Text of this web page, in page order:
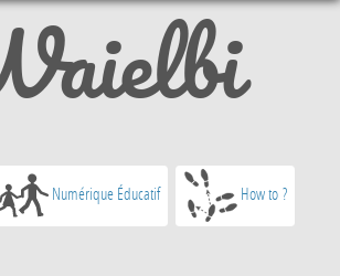
Numérique Éducatif How to ?